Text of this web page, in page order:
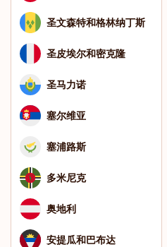
圣文森特和格林纳丁斯
圣皮埃尔和密克隆
圣马力诺
塞尔维亚
塞浦路斯
多米尼克
奥地利
安提瓜和巴布达